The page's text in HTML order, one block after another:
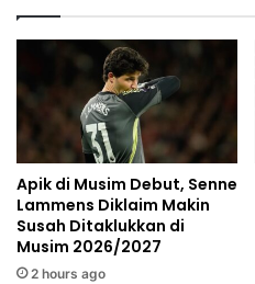
Apik di Musim Debut, Senne
Lammens Diklaim Makin
Susah Ditaklukkan di
Musim 2026/2027
2 hours ago